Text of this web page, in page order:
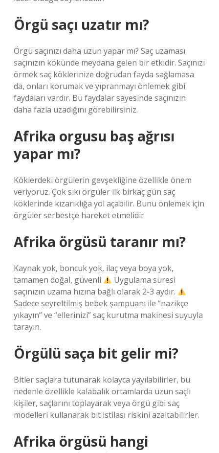
Örgü saçı uzatır mı?
Örgü saçınızı daha uzun yapar mı? Saç uzaması
saçınızın kökünde meydana gelen bir etkidir. Saçınızı
örmek saç köklerinize doğrudan fayda sağlamasa
da, onları korumak ve yıpranmayı önlemek gibi
faydaları vardır. Bu faydalar sayesinde saçınızın
daha fazla uzadığını görebilirsiniz.
Afrika orgusu baş ağrısı
yapar mı?
Köklerdeki örgülerin gevşekliğine özellikle önem
veriyoruz. Çok sıkı örgüler ilk birkaç gün saç
köklerinde kızarıklığa yol açabilir. Bunu önlemek için
örgüler serbestçe hareket etmelidir
Afrika örgüsü taranır mı?
Kaynak yok, boncuk yok, ilaç veya boya yok,
tamamen doğal, güvenli
Uygulama süresi
saçınızın uzama hızına bağlı olarak 2-3 aydır.
Sadece seyreltilmiş bebek şampuanı ile “nazikçe
yıkayın” ve “ellerinizi” saç kurutma makinesi suyuyla
tarayın.
Örgülü saça bit gelir mi?
Bitler saçlara tutunarak kolayca yayılabilirler, bu
nedenle özellikle kalabalık ortamlarda uzun saçlı
kişiler, saçlarını toplayarak veya örgü gibi saç
modelleri kullanarak bit istilası riskini azaltabilirler.
Afrika örgüsü hangi